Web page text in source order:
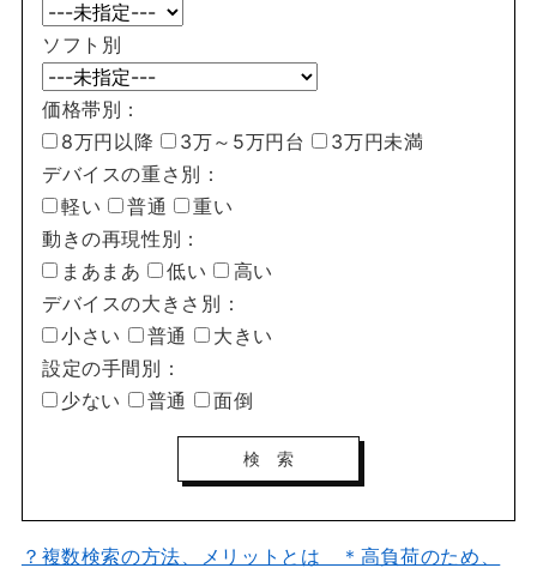
ソフト別
価格帯別：
8万円以降
3万～5万円台
3万円未満
デバイスの重さ別：
軽い
普通
重い
動きの再現性別：
まあまあ
低い
高い
デバイスの大きさ別：
小さい
普通
大きい
設定の手間別：
少ない
普通 面倒
？複数検索の方法、メリットとは ＊高負荷のため、